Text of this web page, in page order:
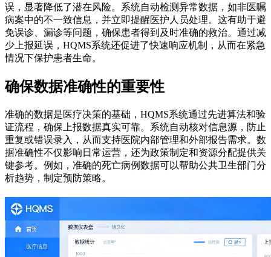
误，显著降低了潜在风险。系统自动检测异常数据，如非医嘱
病案中的不一致信息，并立即提醒医护人员处理。这有助于避
免误诊、漏诊等问题，确保患者得到及时准确的救治。通过减
少上报延误，HQMS系统还促进了快速响应机制，从而在紧急
情况下保护患者生命。
确保数据准确性的重要性
准确的数据是医疗决策的基础，HQMS系统通过先进算法和验
证流程，确保上报数据真实可靠。系统自动核对信息源，防止
重复或错误录入，从而支持医院内部管理和外部报告需求。数
据准确性不仅影响日常运营，还为政策制定和资源分配提供关
键参考。例如，准确的死亡病例数据可以帮助公共卫生部门分
析趋势，制定预防策略。